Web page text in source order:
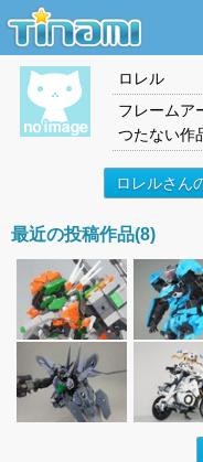
ロレル
フレームア
つたない作
ロレルさん
最近の投稿作品(8)